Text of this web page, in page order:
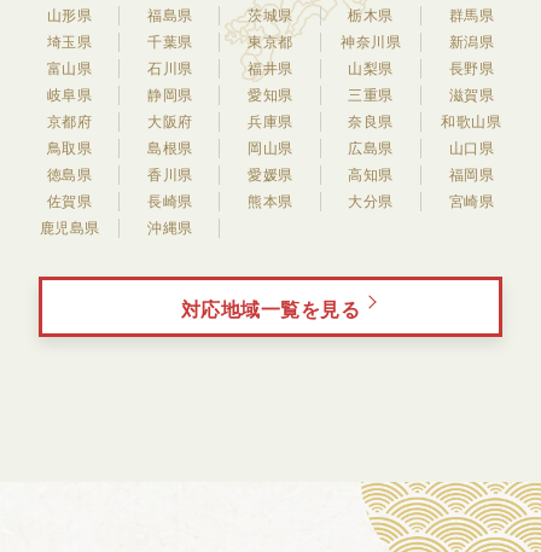
山形県
福島県 茨城県 栃木県
群馬県
埼玉県
千葉県 東京都 神奈川県
新潟県
富山県
石川県 福井県 山梨県
長野県
岐阜県
静岡県 愛知県 三重県
滋賀県
京都府
大阪府 兵庫県 奈良県
和歌山県
鳥取県
島根県 岡山県 広島県
山口県
徳島県
香川県 愛媛県 高知県
福岡県
佐賀県
長崎県 熊本県 大分県
宮崎県
鹿児島県
沖縄県
対応地域一覧を見る